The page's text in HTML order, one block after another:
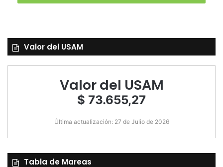
Valor del USAM
Valor del USAM
$ 73.655,27
Última actualización: 27 de Julio de 2026
Tabla de Mareas